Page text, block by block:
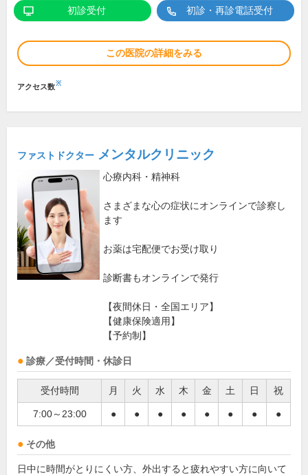
初診受付 初診・再診電話受付
この医院の詳細をみる
アクセス数※
ファストドクター メンタルクリニック
心療内科・精神科
さまざまな心の症状にオンラインで診察し
ます
お薬は宅配便でお受け取り
診断書もオンラインで発行
【夜間休日・全国エリア】
【健康保険適用】
【予約制】
診療／受付時間・休診日
受付時間 月 火 水 木 金 土 日 祝
7:00～23:00 ● ● ● ● ● ● ● ●
その他
日中に時間がとりにくい方、外出すると疲れやすい方に向いて